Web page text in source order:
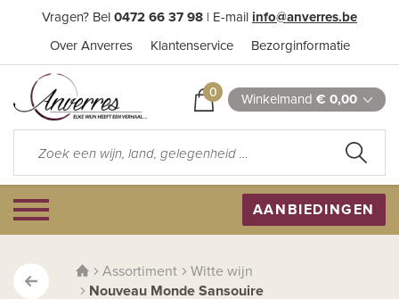
Vragen? Bel 0472 66 37 98 | E-mail info@anverres.be
Over Anverres Klantenservice Bezorginformatie
0 Winkelmand € 0,00
AANBIEDINGEN
Assortiment
Witte wijn
Nouveau Monde Sansouire